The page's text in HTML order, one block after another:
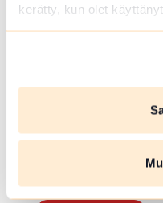
kerätty, kun olet
TALVIUINTIPAIKKA
Lue lisää